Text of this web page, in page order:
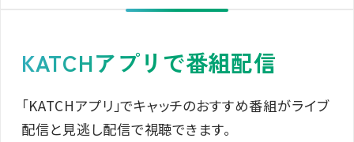
KATCHアプリで番組配信
「KATCHアプリ」でキャッチのおすすめ番組がライブ
配信と見逃し配信で視聴できます。